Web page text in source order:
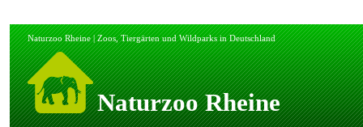
Naturzoo Rheine | Zoos, Tiergärten und Wildparks in Deutschland
Naturzoo Rheine